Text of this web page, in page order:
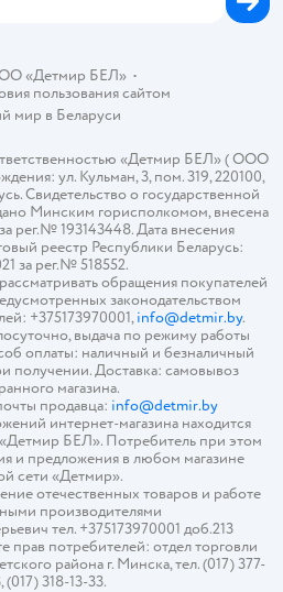
«Детмир БЕЛ»•
пользования сайтом
мир в Беларуси
«Детмир БЕЛ» ( ООО
ул. Кульман, 3, пом. 319, 220100,
Свидетельство о государственной
Минским горисполкомом, внесена
рег.№ 193143448. Дата внесения
реестр Республики Беларусь:
за рег.№ 518552.
обращения покупателей
законодательством
+375173970001,info@detmir.by.
выдача по режиму работы
оплаты: наличный и безналичный
получении. Доставка: самовывоз
магазина.
продавца: info@detmir.by
интернет-магазина находится
БЕЛ». Потребитель при этом
и предложения в любом магазине
сети «Детмир».
отечественных товаров и работе
производителями
тел. +375173970001 доб.213
потребителей: отдел торговли
района г. Минска, тел. (017) 377-
(017) 318-13-33.